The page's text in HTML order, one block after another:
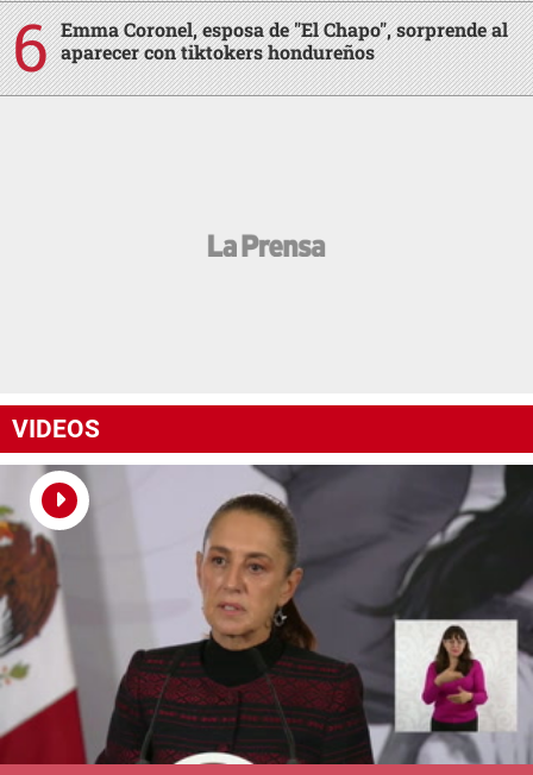
Emma Coronel, esposa de "El Chapo", sorprende al
aparecer con tiktokers hondureños
VIDEOS